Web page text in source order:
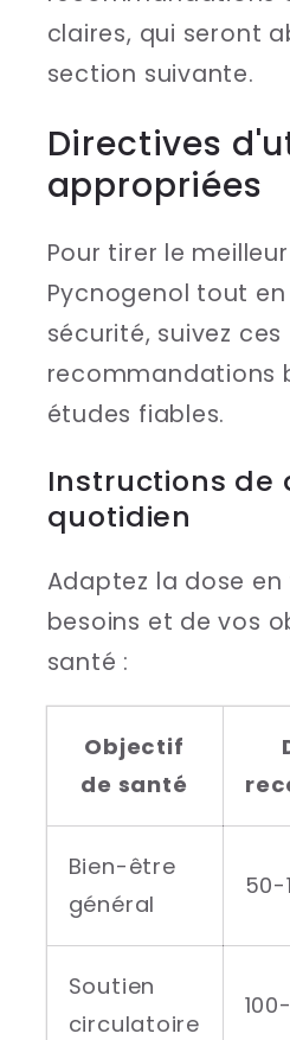
claires, qui seront
section suivante.
Directives
appropriées
Pour tirer le
Pycnogenol tout
sécurité, suivez ces
recommandations
études fiables.
Instructions de
quotidien
Adaptez la dose
besoins et de vos
santé :
Objectif
de santé
Bien-être
général
50-
Soutien
circulatoire